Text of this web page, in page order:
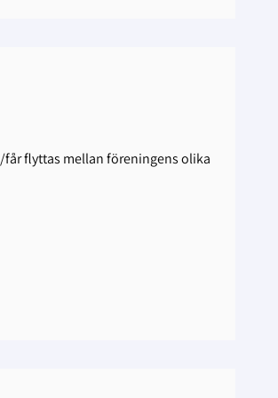
får flyttas mellan föreningens olika